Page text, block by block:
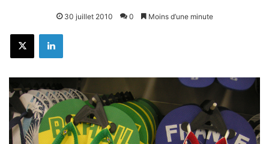
30 juillet 2010 0 Moins d’une minute
X Linkedin